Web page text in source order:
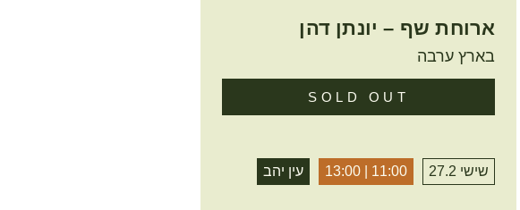
ארוחת שף – יונתן דהן
בארץ ערבה
SOLD OUT
שישי 27.2 11:00 | 13:00 עין יהב